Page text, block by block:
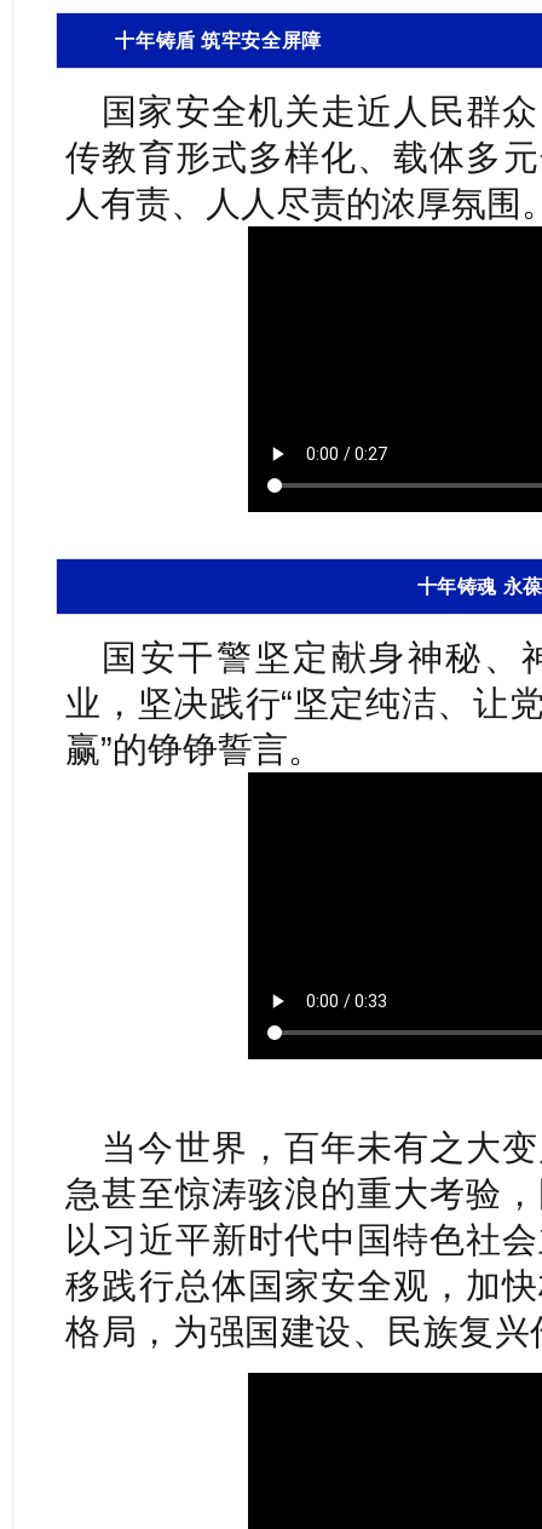
十年铸盾 筑牢安全屏障
国家安全机关走近人民群
传教育形式多样化、载体多
人有责、人人尽责的浓厚氛围
十年铸魂 永
国安干警坚定献身神秘、
业，坚决践行“坚定纯洁、让
赢”的铮铮誓言。
当今世界，百年未有之大
急甚至惊涛骇浪的重大考验
以习近平新时代中国特色社
移践行总体国家安全观，加
格局，为强国建设、民族复